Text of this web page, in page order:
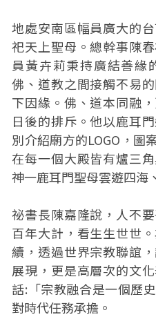
地處安南區幅員廣大的
祀天上聖母。總幹事陳
員黃卉莉秉持廣結善緣
佛、道教之間接觸不易
下因緣。佛、道本同融
日後的排斥。他以鹿耳
別介紹廟方的LOGO，圖
在每一個大殿皆有爐三
神一鹿耳門聖母雲遊四海
祕書長陳嘉隆說，人不
百年大計，看生生世世
續，透過世界宗教聯誼
展現，更是高層次的文
話:「宗教融合是一個歷
對時代任務承擔。